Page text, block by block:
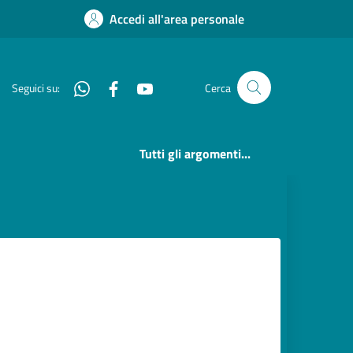
Accedi all'area personale
Seguici su: WhatsappFacebook Cerca
Tutti gli argomenti...